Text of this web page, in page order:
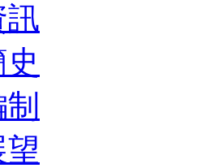
訊